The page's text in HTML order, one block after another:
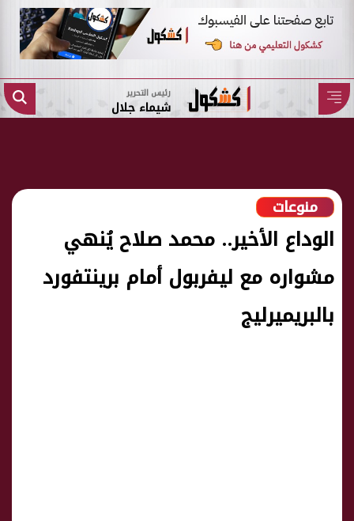
رئيس التحرير
شيماء جلال
منوعات
الوداع الأخير.. محمد صلاح يُنهي
مشواره مع ليفربول أمام برينتفورد
بالبريميرليج